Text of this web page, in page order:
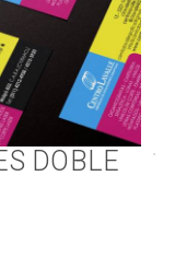
DOBLE